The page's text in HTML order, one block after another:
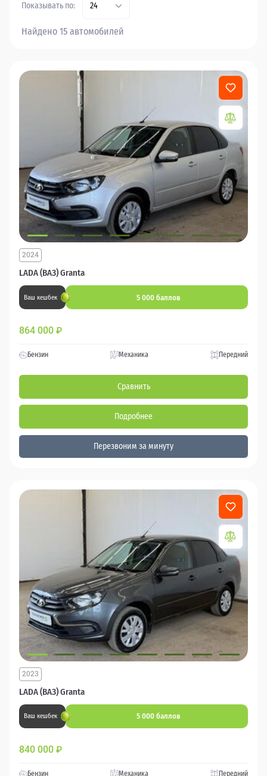
Показывать по: 24
Найдено 15 автомобилей
LADA (ВАЗ) Granta
2024
Ваш кешбек 5 000 баллов
864 000 ₽
Бензин Механика Передний
Сравнить
Подробнее
Перезвоним за минуту
LADA (ВАЗ) Granta
2023
Ваш кешбек 5 000 баллов
840 000 ₽
Бензин Механика Передний